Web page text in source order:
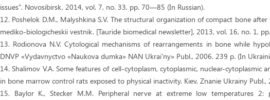
issues". Novosibirsk, 2014, vol. 7, no. 33, pp. 70—85 (In Russian).
12. Poshelok D.M., Malyshkina S.V. The structural organization of compact bone
mediko-biologicheskii vestnik. [Tauride biomedical newsletter], 2013, vol. 16, no. 1,
13. Rodionova N.V. Cytological mechanisms of rearrangements in bone while
DNVP «Vydavnyctvo «Naukova dumka» NAN Ukrai'ny» Publ., 2006. 239 p. (In
14. Shalimov V.A. Some features of cell-cytoplasm, cytoplasmic, nuclear-cytoplasmic
in bone marrow control rats exposed to physical inactivity. Kiev, Znanie Ukrainy Publ.,
15. Baylor K., Stecker M.M. Peripheral nerve at extreme low temperatures 2: